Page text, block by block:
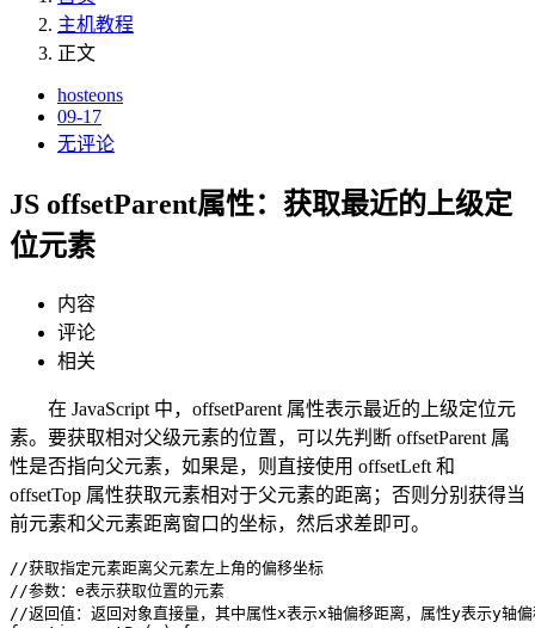
主机教程
正文
hosteons
09-17
无评论
JS offsetParent属性：获取最近的上级定
位元素
内容
评论
相关
在 JavaScript 中，offsetParent 属性表示最近的上级定位元
素。要获取相对父级元素的位置，可以先判断 offsetParent 属
性是否指向父元素，如果是，则直接使用 offsetLeft 和
offsetTop 属性获取元素相对于父元素的距离；否则分别获得当
前元素和父元素距离窗口的坐标，然后求差即可。
//获取指定元素距离父元素左上角的偏移坐标
//参数：e表示获取位置的元素
//返回值：返回对象直接量，其中属性x表示x轴偏移距离，属性y表示y轴偏